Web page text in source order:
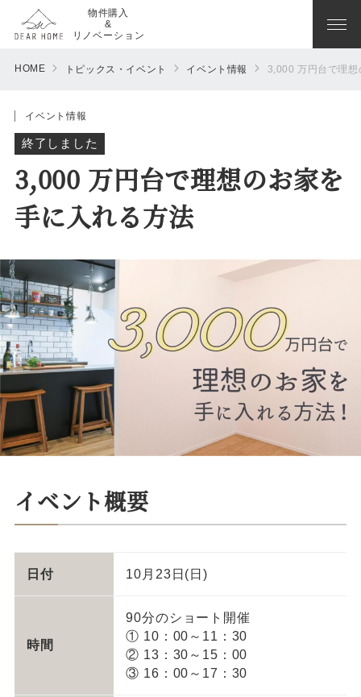
物件購入
&
リノベーション
HOME トピックス・イベント イベント情報 3,000 万円台で理
イベント情報
終了しました
3,000 万円台で理想のお家を
手に入れる方法
イベント概要
日付 10月23日(日)
時間
90分のショート開催
① 10：00～11：30
② 13：30～15：00
③ 16：00～17：30